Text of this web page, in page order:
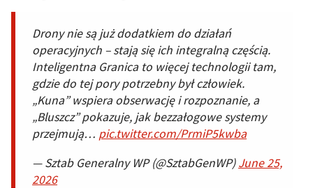
Drony nie są już dodatkiem do działań
operacyjnych – stają się ich integralną częścią.
Inteligentna Granica to więcej technologii tam,
gdzie do tej pory potrzebny był człowiek.
„Kuna” wspiera obserwację i rozpoznanie, a
„Bluszcz” pokazuje, jak bezzałogowe systemy
przejmują… pic.twitter.com/PrmiP5kwba
— Sztab Generalny WP (@SztabGenWP)June 25,
2026